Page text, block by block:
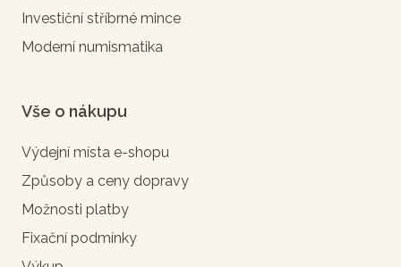
Investiční stříbrné mince
Moderní numismatika
Vše o nákupu
Výdejní místa e-shopu
Způsoby a ceny dopravy
Možnosti platby
Fixační podmínky